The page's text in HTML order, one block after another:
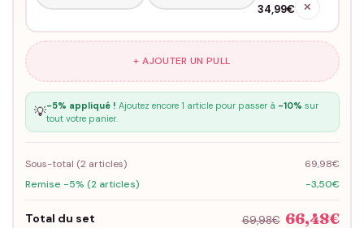
34,99€ ✕
+ AJOUTER UN PULL
💡-5% appliqué ! Ajoutez encore 1 article pour passer à -10% sur
tout votre panier.
Sous-total (2articles)
69,98€
Remise -5% (2 articles)
-3,50€
Total du set 69,98€ 66,48€